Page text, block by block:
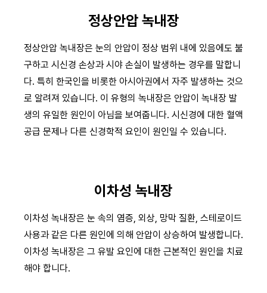
정상안압 녹내장
정상안압 녹내장은 눈의 안압이 정상 범위 내에 있음에도 불
구하고 시신경 손상과 시야 손실이 발생하는 경우를 말합니
다. 특히 한국인을 비롯한 아시아권에서 자주 발생하는 것으
로 알려져 있습니다. 이 유형의 녹내장은 안압이 녹내장 발
생의 유일한 원인이 아님을 보여줍니다. 시신경에 대한 혈액
공급 문제나 다른 신경학적 요인이 원인일 수 있습니다.
이차성 녹내장
이차성 녹내장은 눈 속의 염증, 외상, 망막 질환, 스테로이드
사용과 같은 다른 원인에 의해 안압이 상승하여 발생합니다.
이차성 녹내장은 그 유발 요인에 대한 근본적인 원인을 치료
해야 합니다.